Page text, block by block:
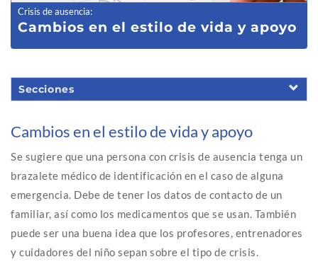
Crisis de ausencia:
Cambios en el estilo de vida y apoyo
Secciones
Cambios en el estilo de vida y apoyo
Se sugiere que una persona con crisis de ausencia tenga un
brazalete médico de identificación en el caso de alguna
emergencia. Debe de tener los datos de contacto de un
familiar, así como los medicamentos que se usan. También
puede ser una buena idea que los profesores, entrenadores
y cuidadores del niño sepan sobre el tipo de crisis.